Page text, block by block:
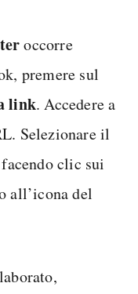
occorre
premere sul
link. Accedere a
Selezionare il
clic sui
all’icona del